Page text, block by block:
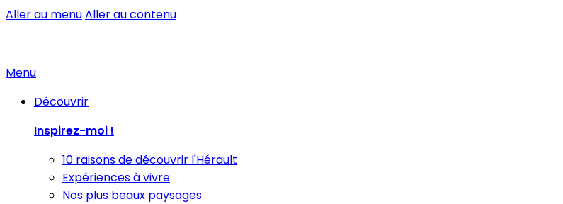
Aller au menuAller au contenu
Menu
Découvrir
Inspirez-moi !
10 raisons de découvrir l'Hérault
Expériences à vivre
Nos plus beaux paysages